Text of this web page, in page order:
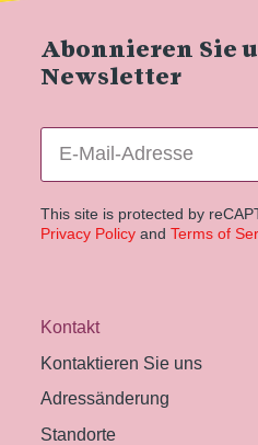
Abonnieren Sie
Newsletter
This site is protected by
Privacy Policyand Terms of
Kontakt
Kontaktieren Sie uns
Adressänderung
Standorte